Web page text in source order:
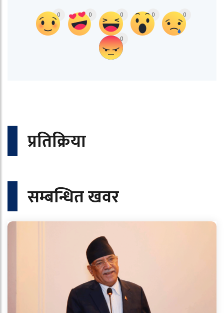
0 0 0 0 0
0
प्रतिक्रिया
सम्बन्धित खवर